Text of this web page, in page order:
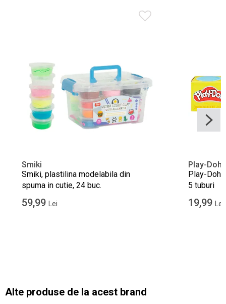
Smiki
Smiki, plastilina modelabila din
spuma in cutie, 24 buc.
59,99 Lei
Play-Doh
Play-Doh,
5 tuburi
19,99 Lei
Alte produse de la acest brand